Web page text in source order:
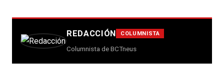
REDACCIÓN COLUMNISTA
Columnista de BCTneus